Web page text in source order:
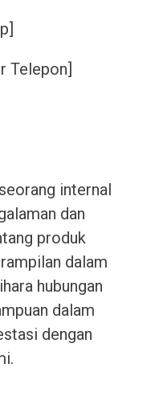
Telepon]
internal
dan
produk
dalam
hubungan
dalam
dengan